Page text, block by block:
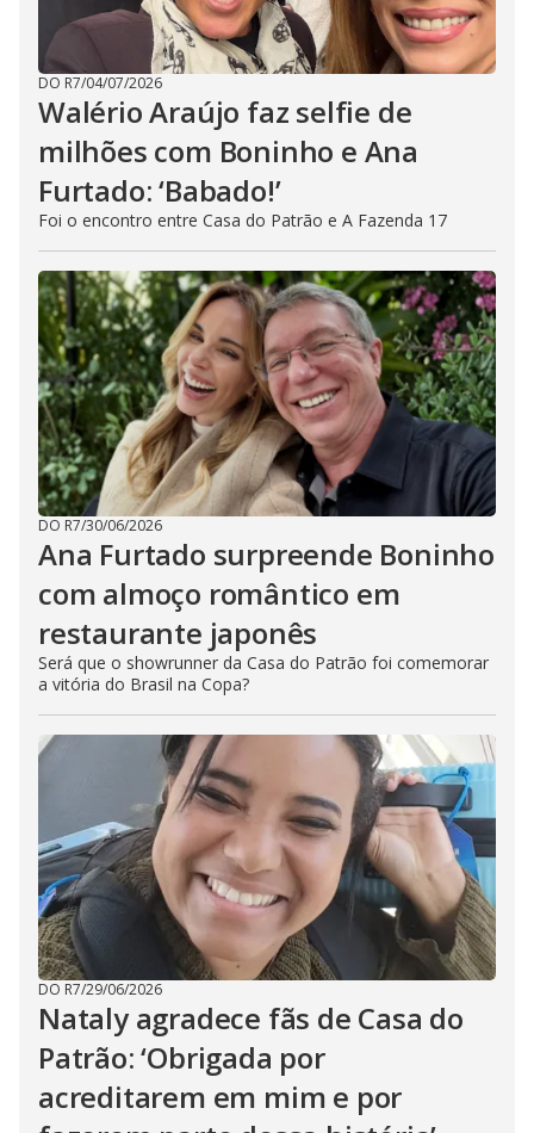
DO R7/04/07/2026
Walério Araújo faz selfie de
milhões com Boninho e Ana
Furtado: ‘Babado!’
Foi o encontro entre Casa do Patrão e A Fazenda 17
DO R7/30/06/2026
Ana Furtado surpreende Boninho
com almoço romântico em
restaurante japonês
Será que o showrunner da Casa do Patrão foi comemorar
a vitória do Brasil na Copa?
DO R7/29/06/2026
Nataly agradece fãs de Casa do
Patrão: ‘Obrigada por
acreditarem em mim e por